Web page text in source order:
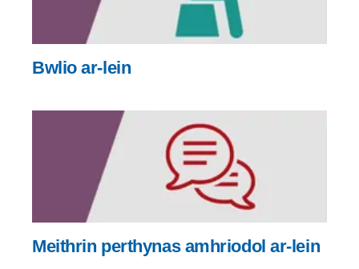
Bwlio ar-lein
Meithrin perthynas amhriodol ar-lein